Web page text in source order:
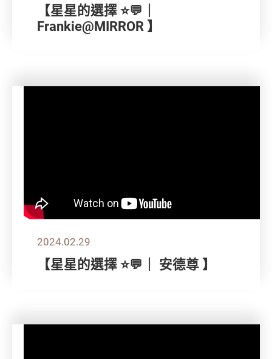
【星星的選擇 ⭐💬｜
Frankie@MIRROR 】
2024.02.29
【星星的選擇 ⭐💬｜ 安德尊 】